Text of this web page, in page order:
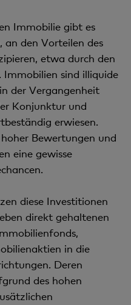
Immobilie gibt es
an den Vorteilen des
etwa durch den
sind illiquide
der Vergangenheit
Konjunktur und
erwiesen.
Bewertungen und
eine gewisse
diese Investitionen
direkt gehaltenen
in die
Deren
des hohen